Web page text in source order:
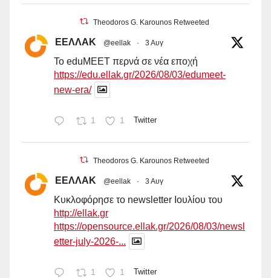
Theodoros G. Karounos Retweeted
ΕΕΛΛΑΚ @eellak · 3 Αυγ
Το eduMEET περνά σε νέα εποχή
https://edu.ellak.gr/2026/08/03/edumeet-
new-era/
1 1 Twitter
Theodoros G. Karounos Retweeted
ΕΕΛΛΑΚ @eellak · 3 Αυγ
Κυκλοφόρησε το newsletter Ιουλίου του
http://ellak.gr
https://opensource.ellak.gr/2026/08/03/newsl
etter-july-2026-...
1 1 Twitter